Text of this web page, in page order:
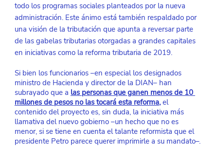
todo los programas sociales planteados por la nueva
administración. Este ánimo está también respaldado por
una visión de la tributación que apunta a reversar parte
de las gabelas tributarias otorgadas a grandes capitales
en iniciativas como la reforma tributaria de 2019.
Si bien los funcionarios –en especial los designados
ministro de Hacienda y director de la DIAN– han
subrayado que a las personas que ganen menos de 10
millones de pesos no las tocará esta reforma, el
contenido del proyecto es, sin duda, la iniciativa más
llamativa del nuevo gobierno –un hecho que no es
menor, si se tiene en cuenta el talante reformista que el
presidente Petro parece querer imprimirle a su mandato–.